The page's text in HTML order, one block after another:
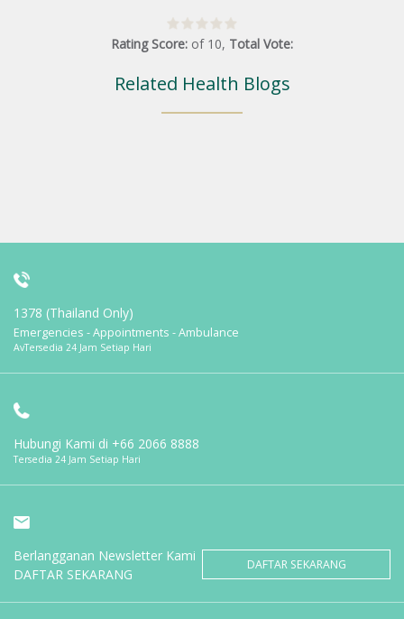
Rating Score: of 10, Total Vote:
Related Health Blogs
1378 (Thailand Only)
Emergencies - Appointments - Ambulance
AvTersedia 24 Jam Setiap Hari
Hubungi Kami di +66 2066 8888
Tersedia 24 Jam Setiap Hari
Berlangganan Newsletter Kami
DAFTAR SEKARANG
DAFTAR SEKARANG